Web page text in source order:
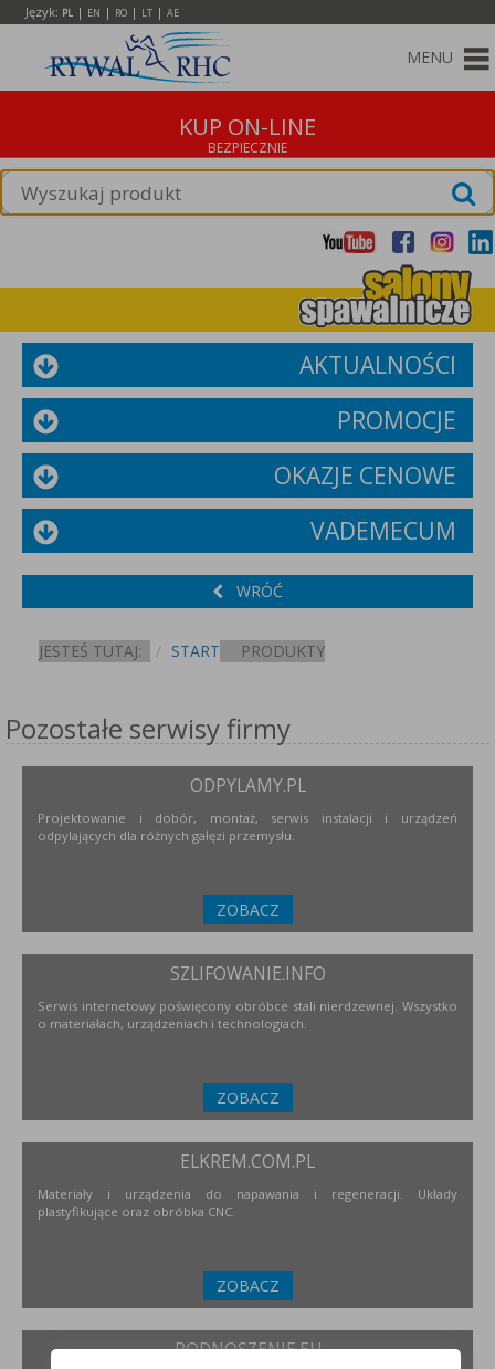
Język: PL | EN | RO | LT | AE
MENU
KUP ON-LINE
AKTUALNOŚCI
PROMOCJE
OKAZJE CENOWE
VADEMECUM
WRÓĆ
JESTEŚ TUTAJ: START PRODUKTY
Pozostałe serwisy firmy
ODPYLAMY.PL
Projektowanie i dobór, montaż, serwis instalacji i urządzeń
odpylających dla różnych gałęzi przemysłu.
ZOBACZ
SZLIFOWANIE.INFO
Serwis internetowy poświęcony obróbce stali nierdzewnej. Wszystko
o materiałach, urządzeniach i technologiach.
ZOBACZ
ELKREM.COM.PL
Materiały i urządzenia do napawania i regeneracji. Układy
plastyfikujące oraz obróbka CNC.
ZOBACZ
PODNOSZENIE.EU